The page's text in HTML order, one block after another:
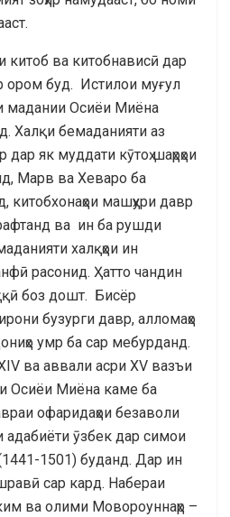
китоб ва китобнависӣ дар
ором буд. Истилои муғул
мадании Осиёи Миёна
Халқи бемаданияти аз
як муддати кӯтоҳ шаҳрҳои
Марв ва Хеваро ба
китобхонаҳои машҳури давр
ва ин ба рушди
халқҳои ин
расонид. Ҳатто чандин
боз дошт. Бисёр
бузурги давр, алломаҳо
умр ба сар мебурданд.
ва аввали асри XV вазъи
Осиёи Миёна каме ба
офаридаҳои безаволи
ӯзбек дар симои
1501) буданд. Дар ин
сар кард. Набераи
ва олими Мовороуннаҳр –